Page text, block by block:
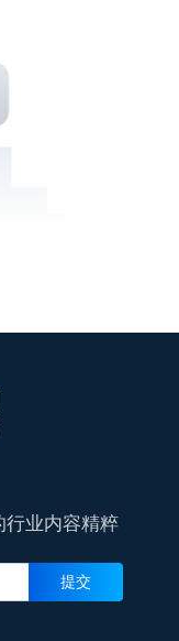
业内容精粹
提交